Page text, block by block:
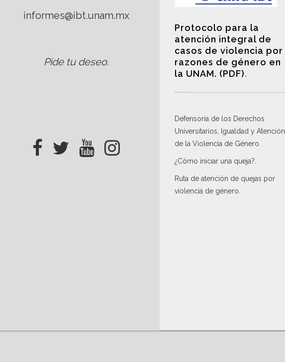
informes@ibt.unam.mx
Pide tu deseo.
Protocolo para la
atención integral de
casos de violencia por
razones de género en
la UNAM. (PDF).
Defensoría de los Derechos
Universitarios, Igualdad y Atención
de la Violencia de Género
¿Cómo iniciar una queja?
Ruta de atención de quejas por
violencia de género